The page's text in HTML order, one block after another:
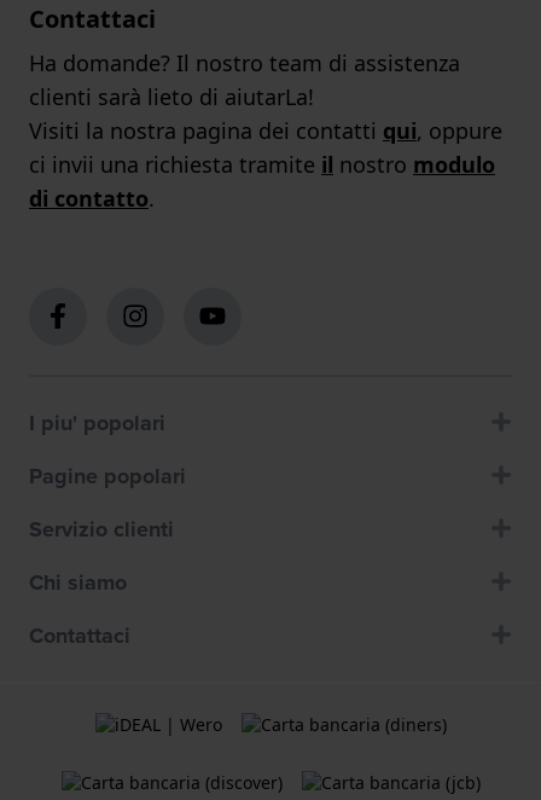
Contattaci
Ha domande? Il nostro team di assistenza
clienti sarà lieto di aiutarLa!
Visiti la nostra pagina dei contatti qui, oppure
ci invii una richiesta tramite il nostro modulo
di contatto.
I piu' popolari
Pagine popolari
Servizio clienti
Chi siamo
Contattaci